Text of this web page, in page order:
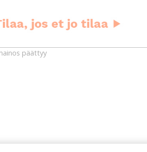
päättyy